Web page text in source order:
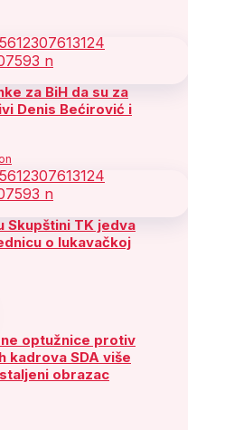
za BiH da su za
Denis Bećirović i
Skupštini TK jedva
o lukavačkoj
optužnice protiv
kadrova SDA više
obrazac